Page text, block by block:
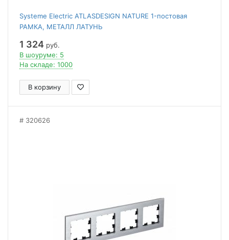
Systeme Electric ATLASDESIGN NATURE 1-постовая
РАМКА, МЕТАЛЛ ЛАТУНЬ
1 324 руб.
В шоуруме: 5
На складе: 1000
В корзину
320626